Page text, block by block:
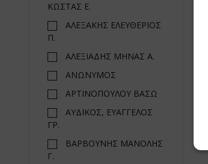
ΚΩΣΤΑΣ Ε.
ΑΛΕΞΑΚΗΣ ΕΛΕΥΘΕΡΙΟΣ
Π.
ΑΛΕΞΙΑΔΗΣ ΜΗΝΑΣ Α.
ΑΝΩΝΥΜΟΣ
ΑΡΤΙΝΟΠΟΥΛΟΥ ΒΑΣΩ
ΑΥΔΙΚΟΣ, ΕΥΑΓΓΕΛΟΣ
ΓΡ.
ΒΑΡΒΟΥΝΗΣ ΜΑΝΟΛΗΣ
Γ.